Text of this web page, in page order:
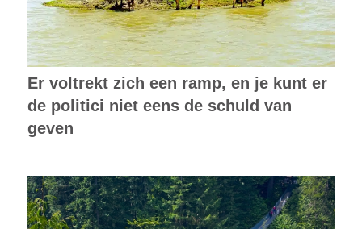
Er voltrekt zich een ramp, en je kunt er
de politici niet eens de schuld van
geven